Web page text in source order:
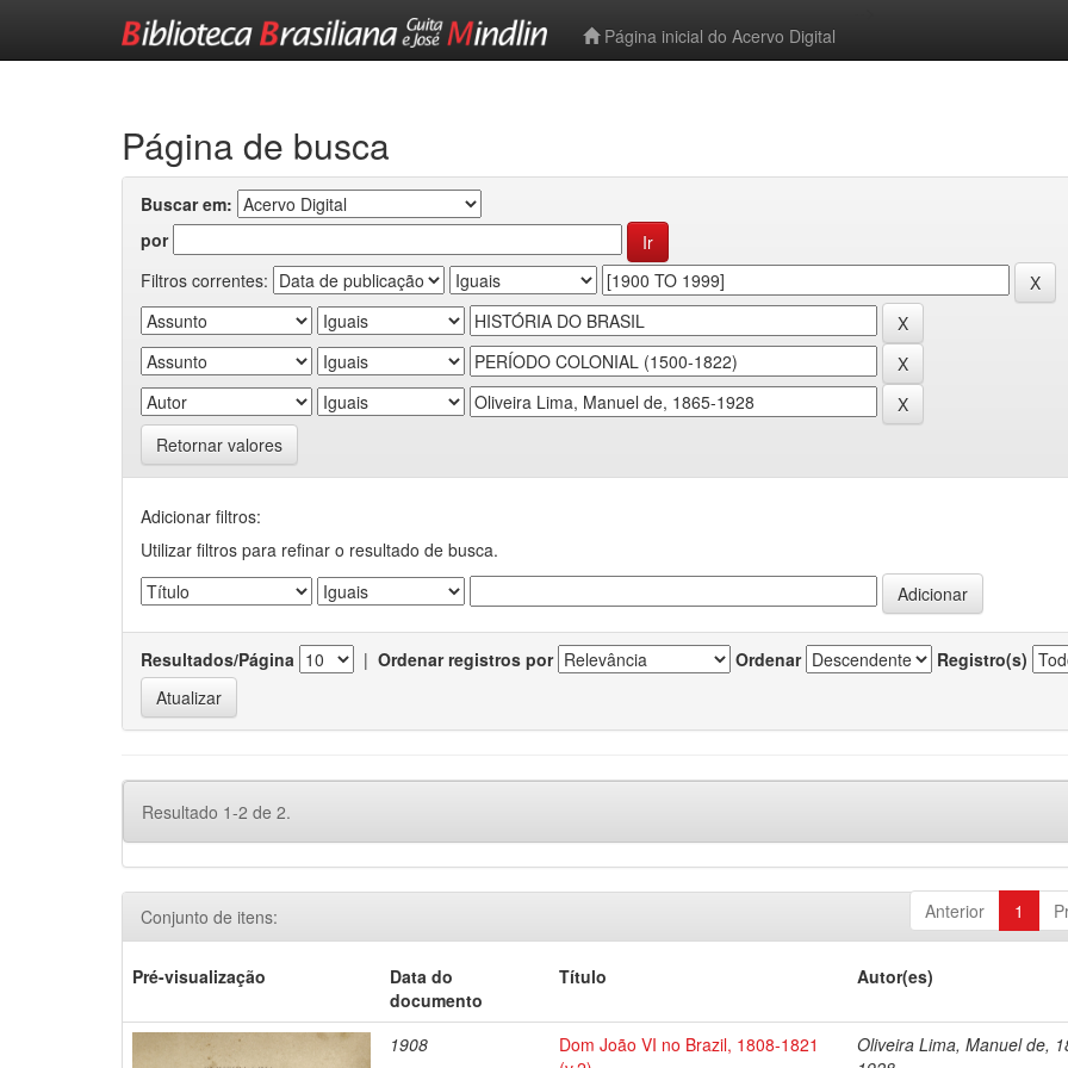
Página inicial do Acervo Digital
Página de busca
Buscar em:
por
Filtros correntes:
Retornar valores
Adicionar filtros:
Utilizar filtros para refinar o resultado de busca.
Resultados/Página | Ordenar registros por Ordenar Registro(s)
Resultado 1-2 de 2.
Anterior 1
Conjunto de itens:
Pré-visualização
Data do
documento
Título Autor(es)
1908
Dom João VI no Brazil, 1808-1821
Oliveira Lima, Manuel de,